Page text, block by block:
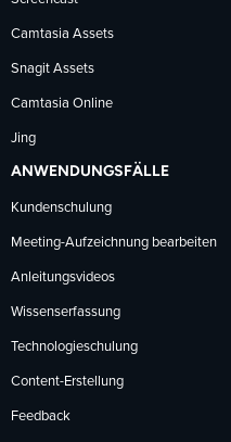
Camtasia Assets
Snagit Assets
Camtasia Online
Jing
ANWENDUNGSFÄLLE
Kundenschulung
Meeting-Aufzeichnung bearbeiten
Anleitungsvideos
Wissenserfassung
Technologieschulung
Content-Erstellung
Feedback